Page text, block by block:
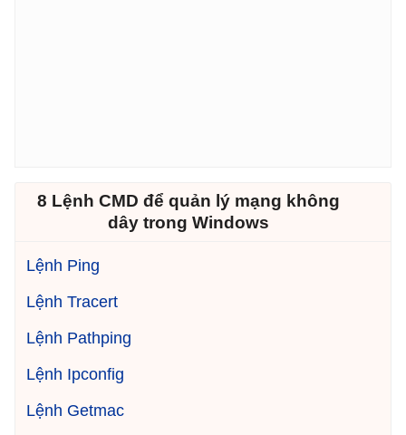
8 Lệnh CMD để quản lý mạng không
dây trong Windows
Lệnh Ping
Lệnh Tracert
Lệnh Pathping
Lệnh Ipconfig
Lệnh Getmac